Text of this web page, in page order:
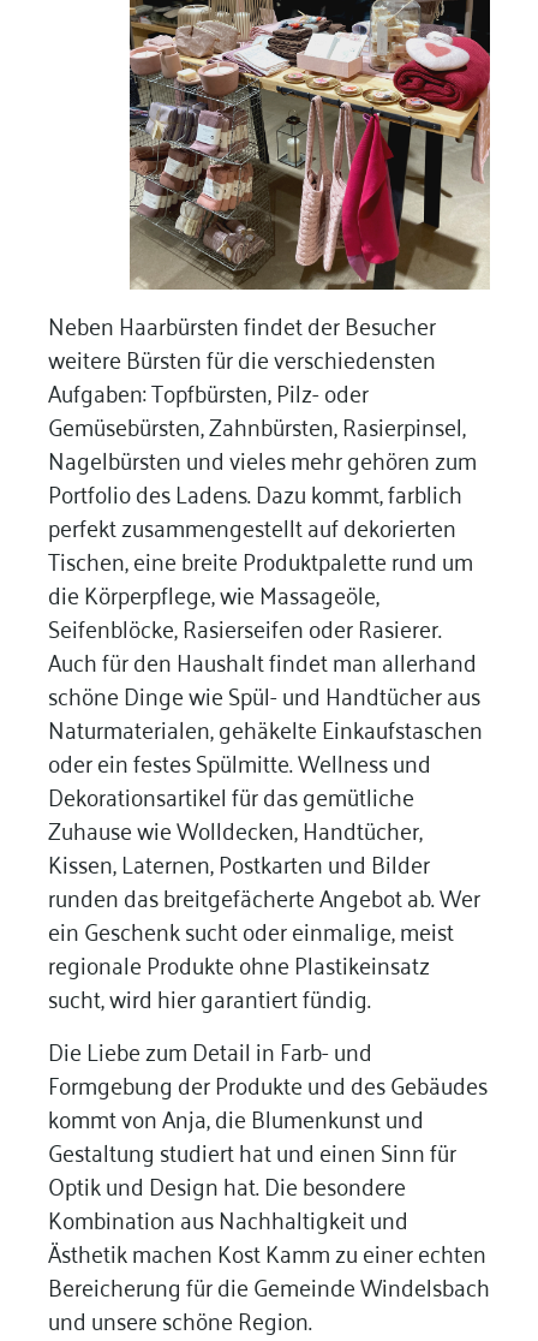
Neben Haarbürsten findet der Besucher
weitere Bürsten für die verschiedensten
Aufgaben: Topfbürsten, Pilz- oder
Gemüsebürsten, Zahnbürsten, Rasierpinsel,
Nagelbürsten und vieles mehr gehören zum
Portfolio des Ladens. Dazu kommt, farblich
perfekt zusammengestellt auf dekorierten
Tischen, eine breite Produktpalette rund um
die Körperpflege, wie Massageöle,
Seifenblöcke, Rasierseifen oder Rasierer.
Auch für den Haushalt findet man allerhand
schöne Dinge wie Spül- und Handtücher aus
Naturmaterialen, gehäkelte Einkaufstaschen
oder ein festes Spülmitte. Wellness und
Dekorationsartikel für das gemütliche
Zuhause wie Wolldecken, Handtücher,
Kissen, Laternen, Postkarten und Bilder
runden das breitgefächerte Angebot ab. Wer
ein Geschenk sucht oder einmalige, meist
regionale Produkte ohne Plastikeinsatz
sucht, wird hier garantiert fündig.
Die Liebe zum Detail in Farb- und
Formgebung der Produkte und des Gebäudes
kommt von Anja, die Blumenkunst und
Gestaltung studiert hat und einen Sinn für
Optik und Design hat. Die besondere
Kombination aus Nachhaltigkeit und
Ästhetik machen Kost Kamm zu einer echten
Bereicherung für die Gemeinde Windelsbach
und unsere schöne Region.